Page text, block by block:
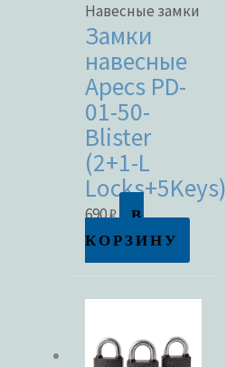
В наличии
В продаже
Навесные замки
Замки
навесные
Apecs PD-
01-50-
Blister
(2+1-L
Locks+5Keys)
690₽
В
КОРЗИНУ